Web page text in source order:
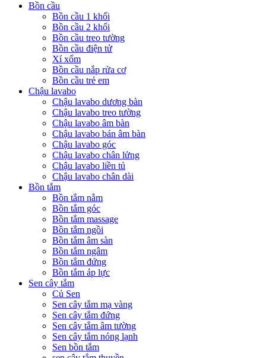
Bồn cầu
Bồn cầu 1 khối
Bồn cầu 2 khối
Bồn cầu treo tường
Bồn cầu điện tử
Xí xổm
Bồn cầu nắp rửa cơ
Bồn cầu trẻ em
Chậu lavabo
Chậu lavabo dương bàn
Chậu lavabo treo tường
Chậu lavabo âm bàn
Chậu lavabo bán âm bàn
Chậu lavabo góc
Chậu lavabo chân lửng
Chậu lavabo liền tủ
Chậu lavabo chân dài
Bồn tắm
Bồn tắm nằm
Bồn tắm góc
Bồn tắm massage
Bồn tắm ngồi
Bồn tắm âm sàn
Bồn tắm ngâm
Bồn tắm đứng
Bồn tắm áp lực
Sen cây tắm
Củ Sen
Sen cây tắm mạ vàng
Sen cây tắm đứng
Sen cây tắm âm tường
Sen cây tắm nóng lạnh
Sen bồn tắm